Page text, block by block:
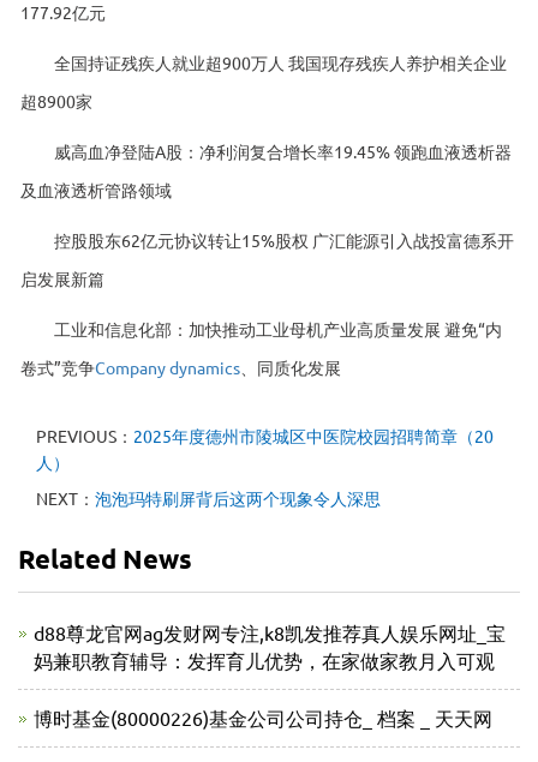
177.92亿元
全国持证残疾人就业超900万人 我国现存残疾人养护相关企业
超8900家
威高血净登陆A股：净利润复合增长率19.45% 领跑血液透析器
及血液透析管路领域
控股股东62亿元协议转让15%股权 广汇能源引入战投富德系开
启发展新篇
工业和信息化部：加快推动工业母机产业高质量发展 避免“内
卷式”竞争Company dynamics 、同质化发展
PREVIOUS： 2025年度德州市陵城区中医院校园招聘简章（20
人）
NEXT： 泡泡玛特刷屏背后这两个现象令人深思
Related News
d88尊龙官网ag发财网专注,k8凯发推荐真人娱乐网址_宝
妈兼职教育辅导：发挥育儿优势，在家做家教月入可观
博时基金(80000226)基金公司公司持仓_ 档案 _ 天天网